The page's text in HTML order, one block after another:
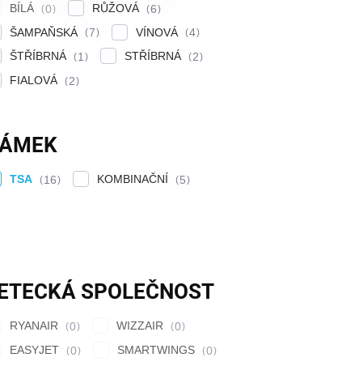
BÍLÁ
0 RŮŽOVÁ
6
ŠAMPAŇSKÁ
7 VÍNOVÁ
4
ŠTŘÍBRNÁ
1 STŘÍBRNÁ
2
FIALOVÁ
2
TSA 16 KOMBINAČNÍ 5
SPOLEČNOST
RYANAIR 0 WIZZAIR
0
EASYJET
0 SMARTWINGS 0